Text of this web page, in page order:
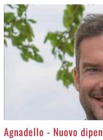
>
Agnadello - Nuovo